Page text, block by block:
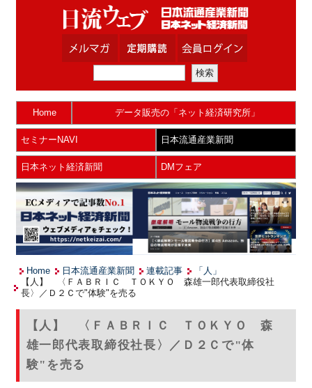
Home データ販売の「ネット経済研究所」
セミナーNAVI 日本流通産業新聞
日本ネット経済新聞 DMフェア
Home 日本流通産業新聞 連載記事
「人」
【人】 〈ＦＡＢＲＩＣ ＴＯＫＹＯ 森雄一郎代表取締役社
長〉／Ｄ２Ｃで"体験"を売る
【人】 〈ＦＡＢＲＩＣ ＴＯＫＹＯ 森
雄一郎代表取締役社長〉／Ｄ２Ｃで"体
験"を売る